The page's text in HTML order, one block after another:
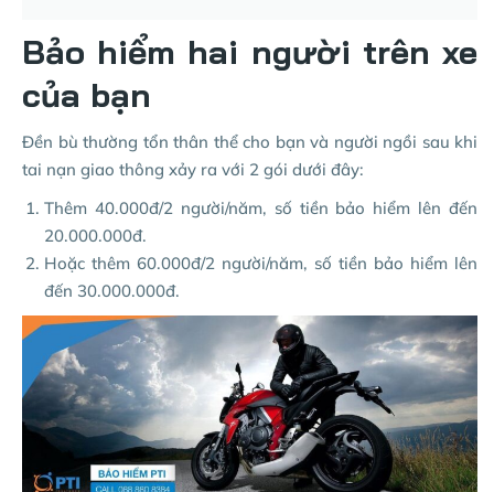
Bảo hiểm hai người trên xe
của bạn
Đền bù thường tổn thân thể cho bạn và người ngồi sau khi
tai nạn giao thông xảy ra với 2 gói dưới đây:
Thêm 40.000đ/2 người/năm, số tiền bảo hiểm lên đến
20.000.000đ.
Hoặc thêm 60.000đ/2 người/năm, số tiền bảo hiểm lên
đến 30.000.000đ.